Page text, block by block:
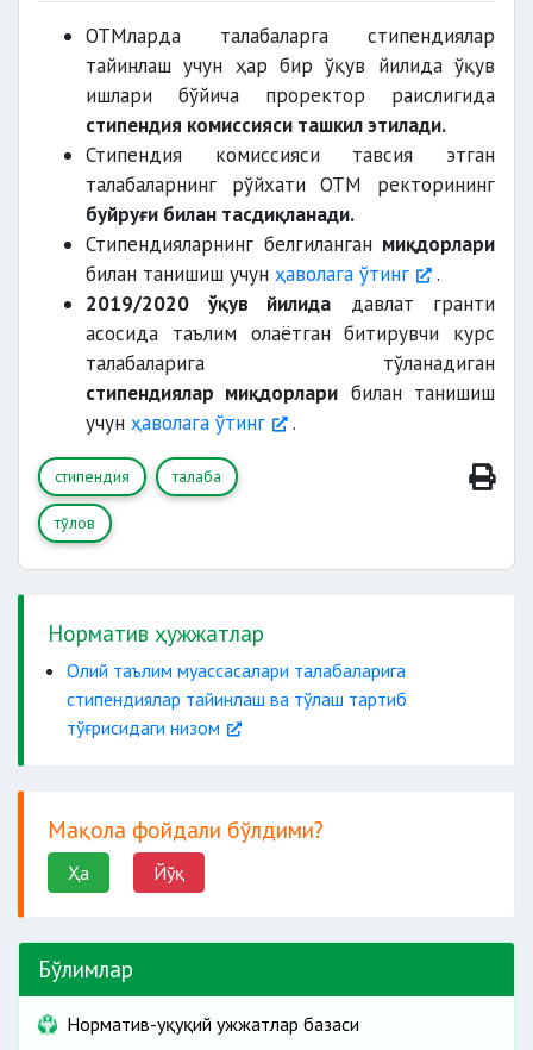
20 фоизга оширилган
қониқарли
71 баллдан
кам
стипендиянинг базавий миқдорида
30 фоизи
қониқарли
71 баллдан кам
стипендия тайинланмайди
битирувчи курс
талабалари
базавий стипендияга нисбатан 20 фоизга
оширилади;
фанлардан 30 фоиз
ва ундан ортиқ
ОТМларда талабаларга стипендиялар
тайинлаш учун ҳар бир ўқув йилида ўқув
ишлари бўйича проректор раислигида
стипендия комиссияси ташкил этилади.
Стипендия комиссияси тавсия этган
талабаларнинг рўйхати ОТМ ректорининг
буйруғи билан тасдиқланади.
Стипендияларнинг белгиланган миқдорлари
билан танишиш учун ҳаволага ўтинг
.
2019/2020 ўқув йилида давлат гранти
асосида таълим олаётган битирувчи курс
талабаларига тўланадиган
стипендиялар миқдорлари билан танишиш
учун ҳаволага ўтинг .
стипендия талаба
тўлов
Норматив ҳужжатлар
Олий таълим муассасалари талабаларига
стипендиялар тайинлаш ва тўлаш тартиб
тўғрисидаги низом
Мақола фойдали бўлдими?
Ҳа Йўқ
Бўлимлар
Норматив-ҳуқуқий ҳужжатлар базаси